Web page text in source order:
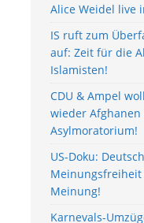
Alice Weidel live
IS ruft zum
auf: Zeit für die
Islamisten!
CDU & Ampel
wieder
Asylmoratorium!
US-Doku:
Meinung!
Karnevals-